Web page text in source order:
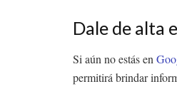
Dale de alta
Si aún no estás en
permitirá brindar